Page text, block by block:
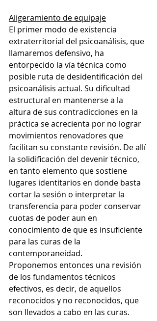
Aligeramiento de equipaje
El primer modo de existencia
extraterritorial del psicoanálisis, que
llamaremos defensivo, ha
entorpecido la vía técnica como
posible ruta de desidentificación del
psicoanálisis actual. Su dificultad
estructural en mantenerse a la
altura de sus contradicciones en la
práctica se acrecienta por no lograr
movimientos renovadores que
facilitan su constante revisión. De allí
la solidificación del devenir técnico,
en tanto elemento que sostiene
lugares identitarios en donde basta
cortar la sesión o interpretar la
transferencia para poder conservar
cuotas de poder aun en
conocimiento de que es insuficiente
para las curas de la
contemporaneidad.
Proponemos entonces una revisión
de los fundamentos técnicos
efectivos, es decir, de aquellos
reconocidos y no reconocidos, que
son llevados a cabo en las curas.